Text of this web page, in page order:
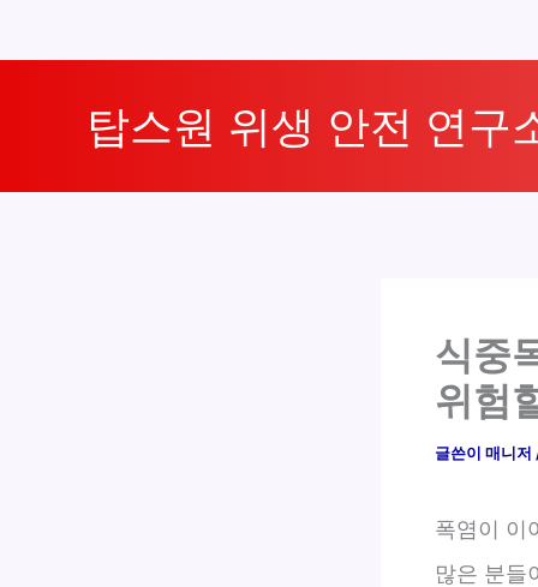
탑스원 위생 안전 연구
식중
위험
글쓴이 매니저
폭염이 이
많은 분들